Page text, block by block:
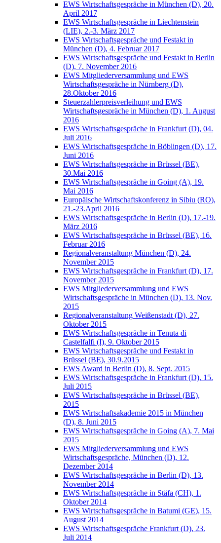
EWS Wirtschaftsgespräche in München (D), 20.
April 2017
EWS Wirtschaftsgespräche in Liechtenstein
(LIE), 2.-3. März 2017
EWS Wirtschaftsgespräche und Festakt in
München (D), 4. Februar 2017
EWS Wirtschaftsgespräche und Festakt in Berlin
(D), 7. November 2016
EWS Mitgliederversammlung und EWS
Wirtschaftsgespräche in Nürnberg (D),
28.Oktober 2016
Steuerzahlerpreisverleihung und EWS
Wirtschaftsgespräche in München (D), 1. August
2016
EWS Wirtschaftsgespräche in Frankfurt (D), 04.
Juli 2016
EWS Wirtschaftsgespräche in Böblingen (D), 17.
Juni 2016
EWS Wirtschaftsgespräche in Brüssel (BE),
30.Mai 2016
EWS Wirtschaftsgespräche in Going (A), 19.
Mai 2016
Europäische Wirtschaftskonferenz in Sibiu (RO),
21.-23.April 2016
EWS Wirtschaftsgespräche in Berlin (D), 17.-19.
März 2016
EWS Wirtschaftsgespräche in Brüssel (BE), 16.
Februar 2016
Regionalveranstaltung München (D), 24.
November 2015
EWS Wirtschaftsgespräche in Frankfurt (D), 17.
November 2015
EWS Mitgliederversammlung und EWS
Wirtschaftsgespräche in München (D), 13. Nov.
2015
Regionalveranstaltung Weißenstadt (D), 27.
Oktober 2015
EWS Wirtschaftsgespräche in Tenuta di
Castelfalfi (I), 9. Oktober 2015
EWS Wirtschaftsgespräche und Festakt in
Brüssel (BE), 30.9.2015
EWS Award in Berlin (D), 8. Sept. 2015
EWS Wirtschaftsgespräche in Frankfurt (D), 15.
Juli 2015
EWS Wirtschaftsgespräche in Brüssel (BE),
2015
EWS Wirtschaftsakademie 2015 in München
(D), 8. Juni 2015
EWS Wirtschaftsgespräche in Going (A), 7. Mai
2015
EWS Mitgliederversammlung und EWS
Wirtschaftsgespräche, München (D), 12.
Dezember 2014
EWS Wirtschaftsgespräche in Berlin (D), 13.
November 2014
EWS Wirtschaftsgespräche in Stäfa (CH), 1.
Oktober 2014
EWS Wirtschaftsgespräche in Batumi (GE), 15.
August 2014
EWS Wirtschaftsgespräche Frankfurt (D), 23.
Juli 2014